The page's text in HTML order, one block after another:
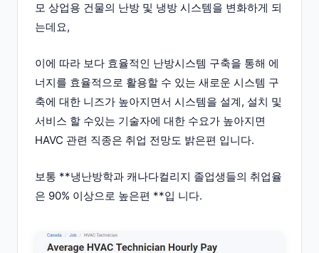
모 상업용 건물의 난방 및 냉방 시스템을 변화하게 되
는데요,
이에 따라 보다 효율적인 난방시스템 구축을 통해 에
너지를 효율적으로 활용할 수 있는 새로운 시스템 구
축에 대한 니즈가 높아지면서 시스템을 설계, 설치 및
서비스 할 수있는 기술자에 대한 수요가 높아지면
HAVC 관련 직종은 취업 전망도 밝은편 입니다.
보통 **냉난방학과 캐나다컬리지 졸업생들의 취업율
은 90% 이상으로 높은편 **입 니다.